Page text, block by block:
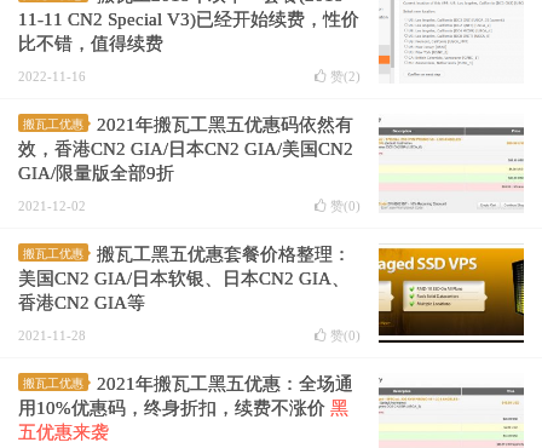
11-11 CN2 Special V3)已经开始续费，性价
比不错，值得续费
2022-11-16 赞(2)
搬瓦工优惠
2021年搬瓦工黑五优惠码依然有
效，香港CN2 GIA/日本CN2 GIA/美国CN2
GIA/限量版全部9折
2021-12-02 赞(0)
搬瓦工优惠
搬瓦工黑五优惠套餐价格整理：
美国CN2 GIA/日本软银、日本CN2 GIA、
香港CN2 GIA等
2021-11-28 赞(0)
搬瓦工优惠
2021年搬瓦工黑五优惠：全场通
用10%优惠码，终身折扣，续费不涨价 黑
五优惠来袭